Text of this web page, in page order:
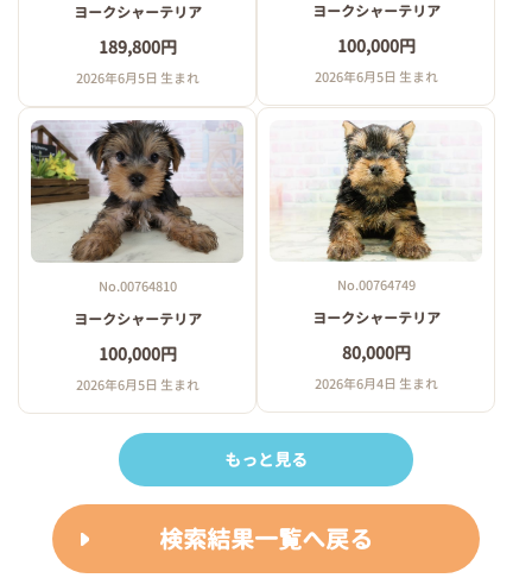
ヨークシャーテリア
189,800円
2026年6月5日 生まれ
ヨークシャーテリア
100,000円
2026年6月5日 生まれ
No.00764810
ヨークシャーテリア
100,000円
2026年6月5日 生まれ
No.00764749
ヨークシャーテリア
80,000円
2026年6月4日 生まれ
もっと見る
検索結果一覧へ戻る